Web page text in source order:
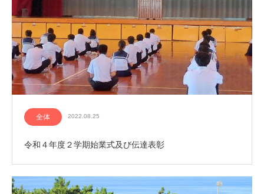
全体 2022.08.25
令和４年度２学期始業式及び伝達表彰